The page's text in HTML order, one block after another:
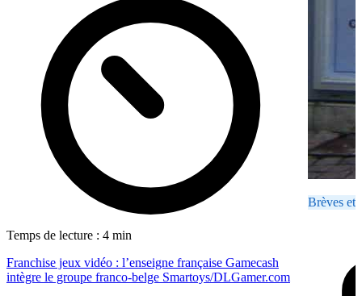
Temps de lecture : 4 min
Franchise jeux vidéo : l’enseigne française Gamecash
intègre le groupe franco-belge Smartoys/DLGamer.com
Brèves et